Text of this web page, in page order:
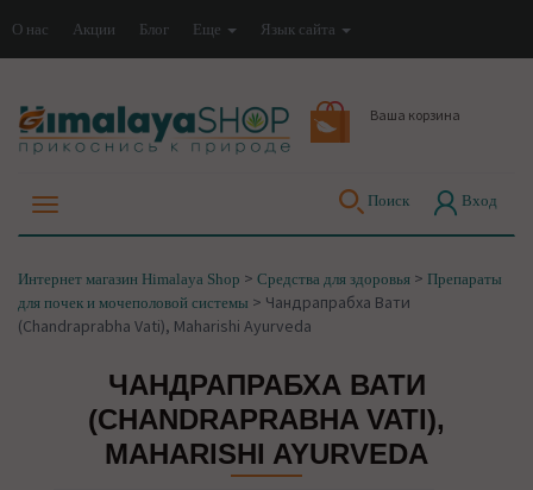
О нас Акции Блог Еще Язык сайта
Ваша корзина
Поиск Вход
Интернет магазин Himalaya Shop > Средства для здоровья > Препараты
для почек и мочеполовой системы > Чандрапрабха Вати
(Chandraprabha Vati), Maharishi Ayurveda
ЧАНДРАПРАБХА ВАТИ
(CHANDRAPRABHA VATI),
MAHARISHI AYURVEDA